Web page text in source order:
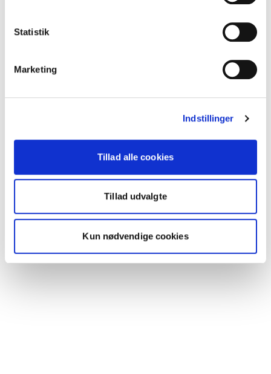
Statistik
Marketing
Indstillinger
Tillad alle cookies
Tillad udvalgte
Kun nødvendige cookies